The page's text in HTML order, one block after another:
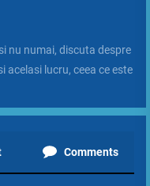
nu numai, discuta despre
acelasi lucru, ceea ce este
Comments